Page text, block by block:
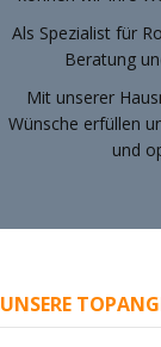
Als Spezialist für
Beratung
Mit unserer
Wünsche erfüllen
und
UNSERE